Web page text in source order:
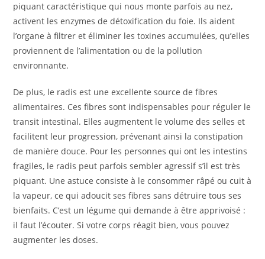
piquant caractéristique qui nous monte parfois au nez,
activent les enzymes de détoxification du foie. Ils aident
l’organe à filtrer et éliminer les toxines accumulées, qu’elles
proviennent de l’alimentation ou de la pollution
environnante.
De plus, le radis est une excellente source de fibres
alimentaires. Ces fibres sont indispensables pour réguler le
transit intestinal. Elles augmentent le volume des selles et
facilitent leur progression, prévenant ainsi la constipation
de manière douce. Pour les personnes qui ont les intestins
fragiles, le radis peut parfois sembler agressif s’il est très
piquant. Une astuce consiste à le consommer râpé ou cuit à
la vapeur, ce qui adoucit ses fibres sans détruire tous ses
bienfaits. C’est un légume qui demande à être apprivoisé :
il faut l’écouter. Si votre corps réagit bien, vous pouvez
augmenter les doses.